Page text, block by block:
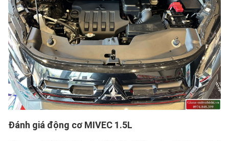
Đánh giá động cơ MIVEC 1.5L